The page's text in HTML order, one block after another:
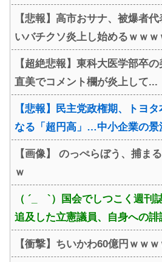
【悲報】高市おサナ、被爆者
いバチクソ炎上し始めるｗｗｗ
【超絶悲報】東科大医学部卒
直美でコメント欄が炎上して...
【悲報】民主党政権期、トヨ
なる「超円高」…中小企業の景
【画像】 のっぺらぼう、捕ま
ｗ
（ ´_ゝ`）国会でしつこく週刊
追及した立憲議員、自身への誹
【衝撃】ちいかわ60億円ｗｗ